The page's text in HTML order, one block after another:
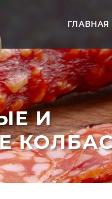
ГЛАВНАЯ
И